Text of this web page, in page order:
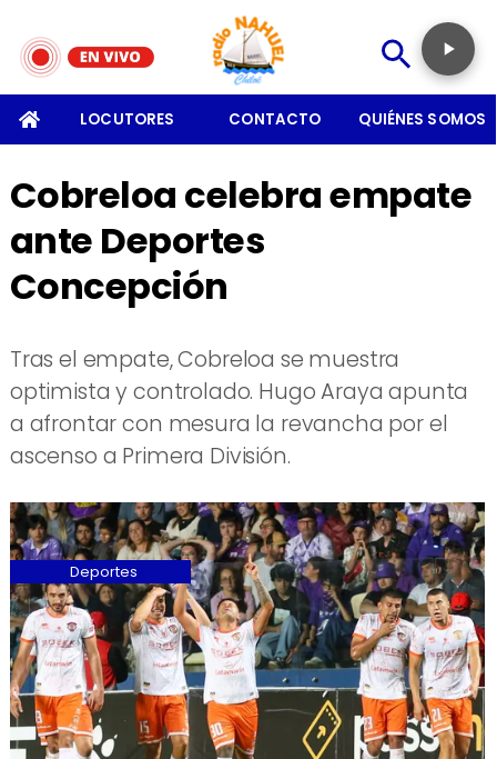
LOCUTORES CONTACTO QUIÉNES SOMOS
Cobreloa celebra empate
ante Deportes
Concepción
Tras el empate, Cobreloa se muestra
optimista y controlado. Hugo Araya apunta
a afrontar con mesura la revancha por el
ascenso a Primera División.
Deportes